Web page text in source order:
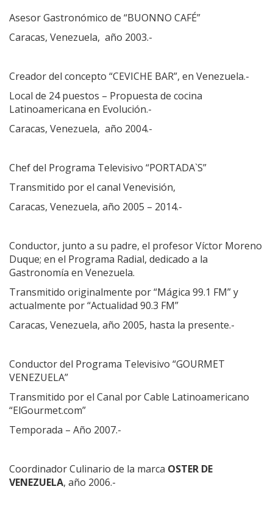
Asesor Gastronómico de “BUONNO CAFÉ”
Caracas, Venezuela, año 2003.-
Creador del concepto “CEVICHE BAR”, en Venezuela.-
Local de 24 puestos – Propuesta de cocina
Latinoamericana en Evolución.-
Caracas, Venezuela, año 2004.-
Chef del Programa Televisivo “PORTADA`S”
Transmitido por el canal Venevisión,
Caracas, Venezuela, año 2005 – 2014.-
Conductor, junto a su padre, el profesor Víctor Moreno
Duque; en el Programa Radial, dedicado a la
Gastronomía en Venezuela.
Transmitido originalmente por “Mágica 99.1 FM” y
actualmente por “Actualidad 90.3 FM”
Caracas, Venezuela, año 2005, hasta la presente.-
Conductor del Programa Televisivo “GOURMET
VENEZUELA”
Transmitido por el Canal por Cable Latinoamericano
“ElGourmet.com”
Temporada – Año 2007.-
Coordinador Culinario de la marca OSTER DE
VENEZUELA, año 2006.-